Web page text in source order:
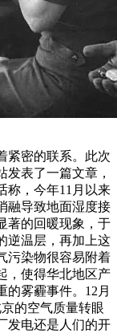
紧密的联系。此次
表了一篇文章，
称，今年11月以来
融导致地面湿度接
著的回暖现象，于
逆温层，再加上这
污染物很容易附着
，使得华北地区产
的雾霾事件。12月
的空气质量转眼
发电还是人们的开